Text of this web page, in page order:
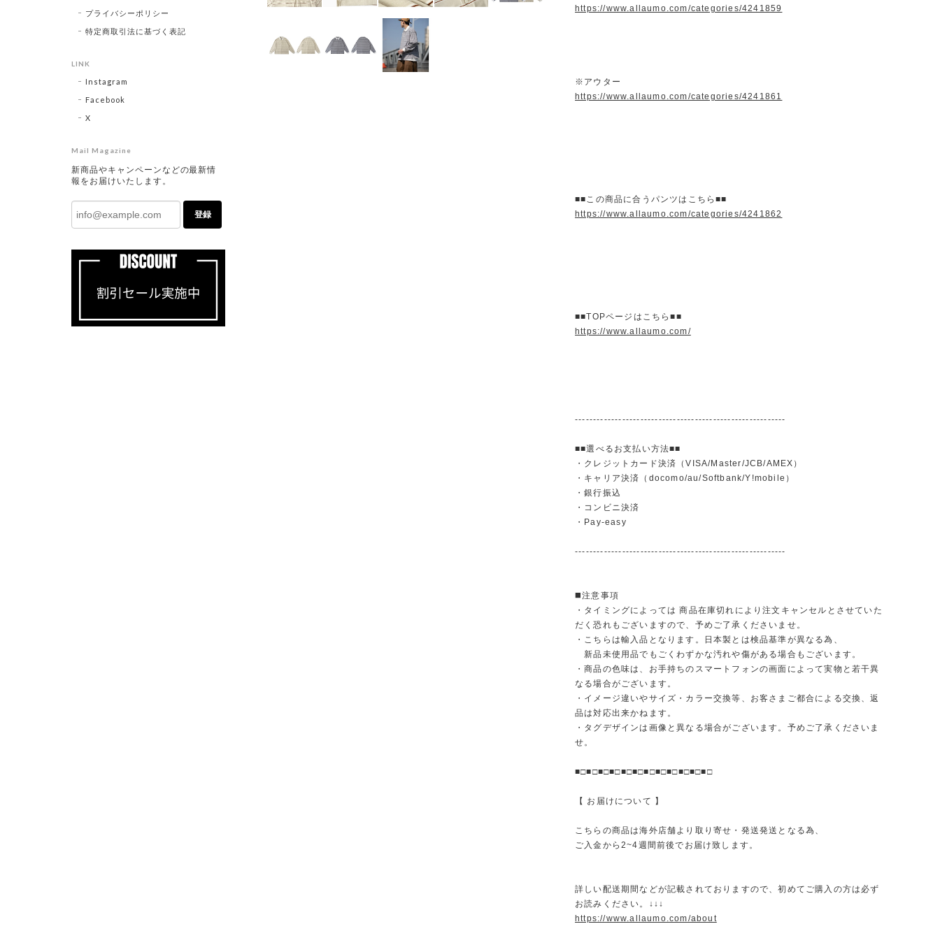
https://www.allaumo.com/categories/4241859
※アウター
https://www.allaumo.com/categories/4241861
■■この商品に合うパンツはこちら■■
https://www.allaumo.com/categories/4241862
■■TOPページはこちら■■
https://www.allaumo.com/
----------------------------------------------------------
■■選べるお支払い方法■■
・クレジットカード決済（VISA/Master/JCB/AMEX）
・キャリア決済（docomo/au/Softbank/Y!mobile）
・銀行振込
・コンビニ決済
・Pay-easy
----------------------------------------------------------
◼️注意事項
・タイミングによっては 商品在庫切れにより注文キャンセルとさせていた
だく恐れもございますので、予めご了承くださいませ。
・こちらは輸入品となります。日本製とは検品基準が異なる為、
新品未使用品でもごくわずかな汚れや傷がある場合もございます。
・商品の色味は、お手持ちのスマートフォンの画面によって実物と若干異
なる場合がございます。
・イメージ違いやサイズ・カラー交換等、お客さまご都合による交換、返
品は対応出来かねます。
・タグデザインは画像と異なる場合がございます。予めご了承くださいま
せ。
■□■□■□■□■□■□■□■□■□■□■□■□
【 お届けについて 】
こちらの商品は海外店舗より取り寄せ・発送発送となる為、
ご入金から2~4週間前後でお届け致します。
詳しい配送期間などが記載されておりますので、初めてご購入の方は必ず
お読みください。↓↓↓
https://www.allaumo.com/about
プライバシーポリシー
特定商取引法に基づく表記
LINK
Instagram
Facebook
X
Mail Magazine
新商品やキャンペーンなどの最新情
報をお届けいたします。
登録